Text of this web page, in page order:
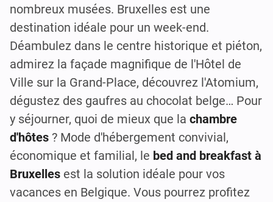
nombreux musées. Bruxelles est une
destination idéale pour un week-end.
Déambulez dans le centre historique et piéton,
admirez la façade magnifique de l'Hôtel de
Ville sur la Grand-Place, découvrez l'Atomium,
dégustez des gaufres au chocolat belge… Pour
y séjourner, quoi de mieux que la chambre
d'hôtes ? Mode d'hébergement convivial,
économique et familial, le bed and breakfast à
Bruxelles est la solution idéale pour vos
vacances en Belgique. Vous pourrez profitez